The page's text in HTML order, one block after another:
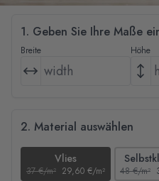
1. Geben Sie Ihre Maße
Breite Höhe
2. Material auswählen
Vlies
37 €/m² 29,60 €/m² 48 €/m²